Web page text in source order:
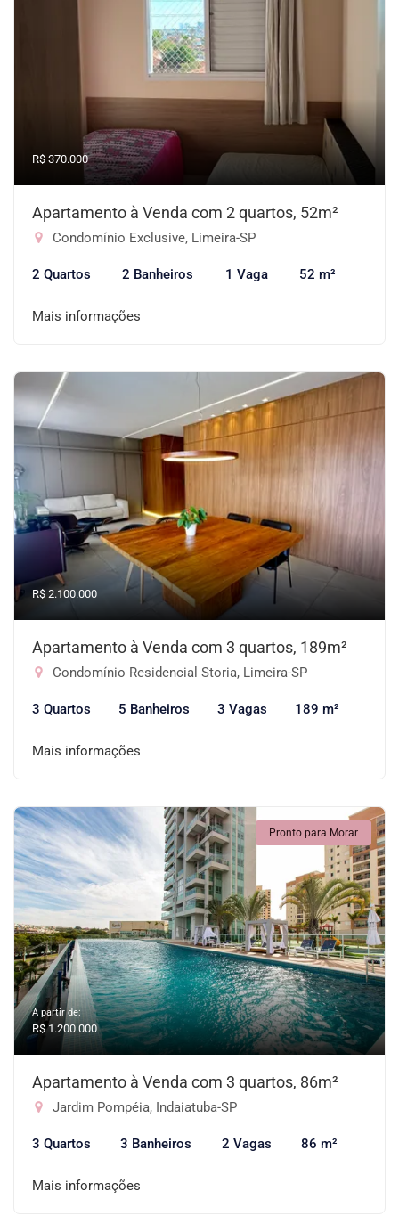
R$ 370.000
Apartamento à Venda com 2 quartos, 52m²
Condomínio Exclusive, Limeira-SP
2 Quartos 2 Banheiros 1 Vaga 52 m²
Mais informações
R$ 2.100.000
Apartamento à Venda com 3 quartos, 189m²
Condomínio Residencial Storia, Limeira-SP
3 Quartos 5 Banheiros 3 Vagas 189 m²
Mais informações
Pronto para Morar
A partir de:
R$ 1.200.000
Apartamento à Venda com 3 quartos, 86m²
Jardim Pompéia, Indaiatuba-SP
3 Quartos 3 Banheiros 2 Vagas 86 m²
Mais informações